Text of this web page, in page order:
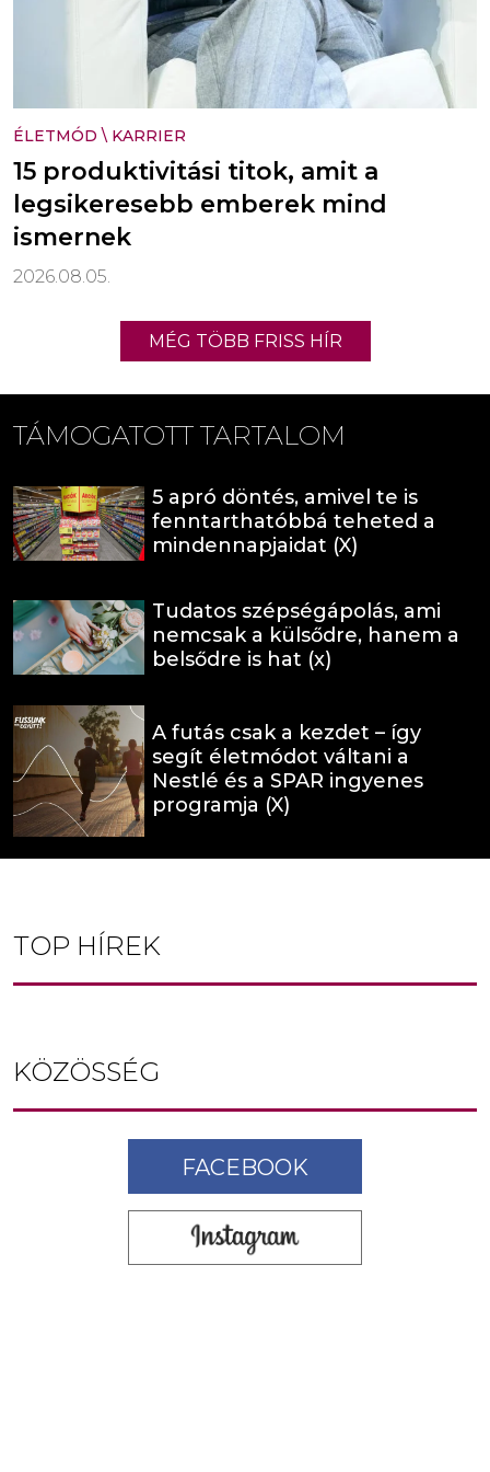
ÉLETMÓD \ KARRIER
15 produktivitási titok, amit a
legsikeresebb emberek mind
ismernek
2026.08.05.
MÉG TÖBB FRISS HÍR
TÁMOGATOTT TARTALOM
5 apró döntés, amivel te is
fenntarthatóbbá teheted a
mindennapjaidat (X)
Tudatos szépségápolás, ami
nemcsak a külsődre, hanem a
belsődre is hat (x)
A futás csak a kezdet – így
segít életmódot váltani a
Nestlé és a SPAR ingyenes
programja (X)
TOP HÍREK
KÖZÖSSÉG
FACEBOOK